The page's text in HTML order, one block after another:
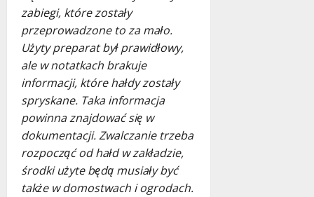
zabiegi, które zostały
przeprowadzone to za mało.
Użyty preparat był prawidłowy,
ale w notatkach brakuje
informacji, które hałdy zostały
spryskane. Taka informacja
powinna znajdować się w
dokumentacji. Zwalczanie trzeba
rozpocząć od hałd w zakładzie,
środki użyte będą musiały być
także w domostwach i ogrodach.